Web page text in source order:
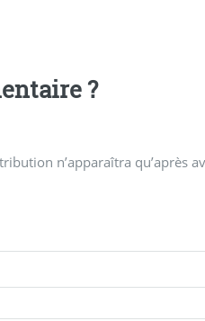
?
n’apparaîtra qu’après